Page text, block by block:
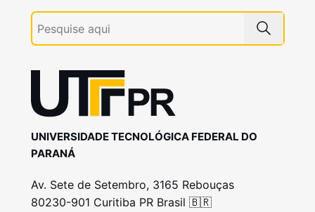
UNIVERSIDADE TECNOLÓGICA FEDERAL DO
PARANÁ
Av. Sete de Setembro, 3165 Rebouças
80230-901 Curitiba PR Brasil 🇧🇷